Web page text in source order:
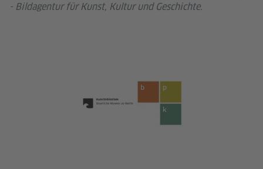
- Bildagentur für Kunst, Kultur und Geschichte.